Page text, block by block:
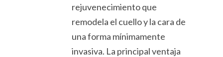
rejuvenecimiento que
remodela el cuello y la cara de
una forma mínimamente
invasiva. La principal ventaja